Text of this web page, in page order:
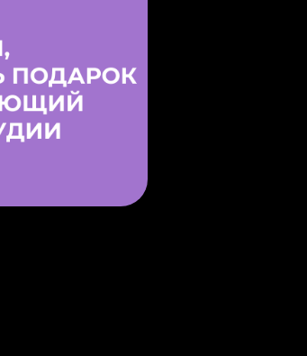
занятия к
промокоду